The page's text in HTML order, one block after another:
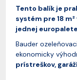
Tento balík je
systém pre 18
jednej
Bauder
ekonomicky
prístreškov,